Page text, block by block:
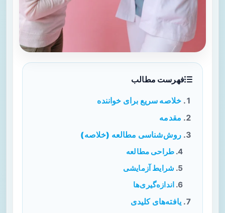
فهرست مطالب
خلاصه سریع برای خواننده
مقدمه
روش‌شناسی مطالعه (خلاصه)
طراحی مطالعه
شرایط آزمایشی
اندازه‌گیری‌ها
یافته‌های کلیدی